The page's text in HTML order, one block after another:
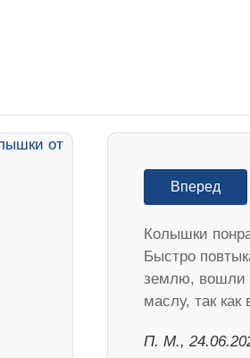
Вперед
Колышки
Быстро
землю, вошли
маслу, так как
П. М.,